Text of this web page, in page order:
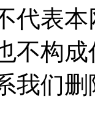
代表
不构
我们